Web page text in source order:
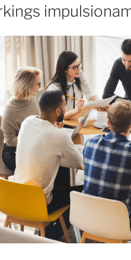
coworking
em
2024?”